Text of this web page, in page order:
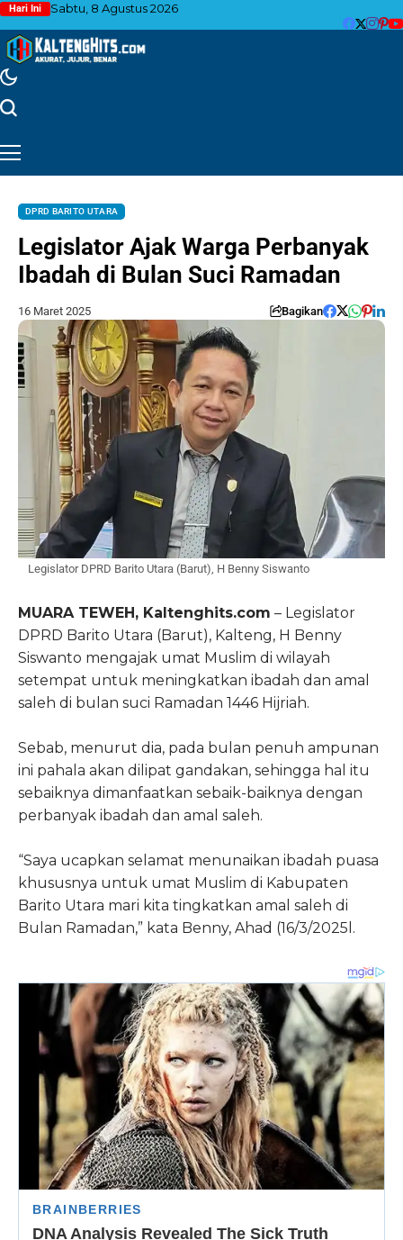
Hari Ini Sabtu, 8 Agustus 2026
DPRD BARITO UTARA
Legislator Ajak Warga Perbanyak
Ibadah di Bulan Suci Ramadan
16 Maret 2025 Bagikan
Legislator DPRD Barito Utara (Barut), H Benny Siswanto
MUARA TEWEH, Kaltenghits.com – Legislator
DPRD Barito Utara (Barut), Kalteng, H Benny
Siswanto mengajak umat Muslim di wilayah
setempat untuk meningkatkan ibadah dan amal
saleh di bulan suci Ramadan 1446 Hijriah.
Sebab, menurut dia, pada bulan penuh ampunan
ini pahala akan dilipat gandakan, sehingga hal itu
sebaiknya dimanfaatkan sebaik-baiknya dengan
perbanyak ibadah dan amal saleh.
“Saya ucapkan selamat menunaikan ibadah puasa
khususnya untuk umat Muslim di Kabupaten
Barito Utara mari kita tingkatkan amal saleh di
Bulan Ramadan,” kata Benny, Ahad (16/3/2025l.